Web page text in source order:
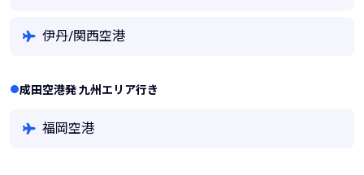
伊丹/関西空港
成田空港発 九州エリア行き
福岡空港